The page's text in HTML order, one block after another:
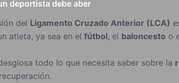
del Ligamento Cruzado Anterior (LCA)
atleta, ya sea en el fútbol, el baloncesto o
todo lo que necesita saber sobre la